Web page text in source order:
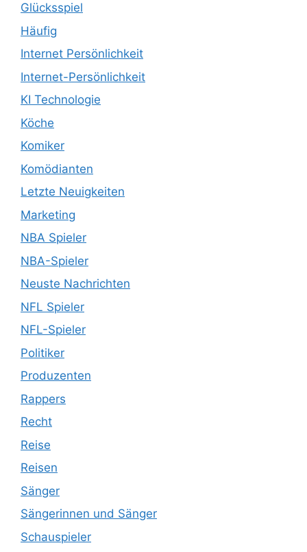
Glücksspiel
Häufig
Internet Persönlichkeit
Internet-Persönlichkeit
KI Technologie
Köche
Komiker
Komödianten
Letzte Neuigkeiten
Marketing
NBA Spieler
NBA-Spieler
Neuste Nachrichten
NFL Spieler
NFL-Spieler
Politiker
Produzenten
Rappers
Recht
Reise
Reisen
Sänger
Sängerinnen und Sänger
Schauspieler